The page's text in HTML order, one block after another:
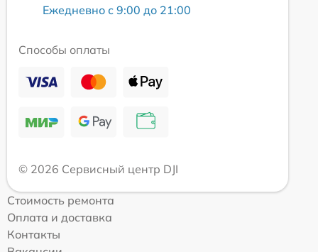
Ежедневно с 9:00 до 21:00
Способы оплаты
© 2026 Сервисный центр DJI
Стоимость ремонта
Оплата и доставка
Контакты